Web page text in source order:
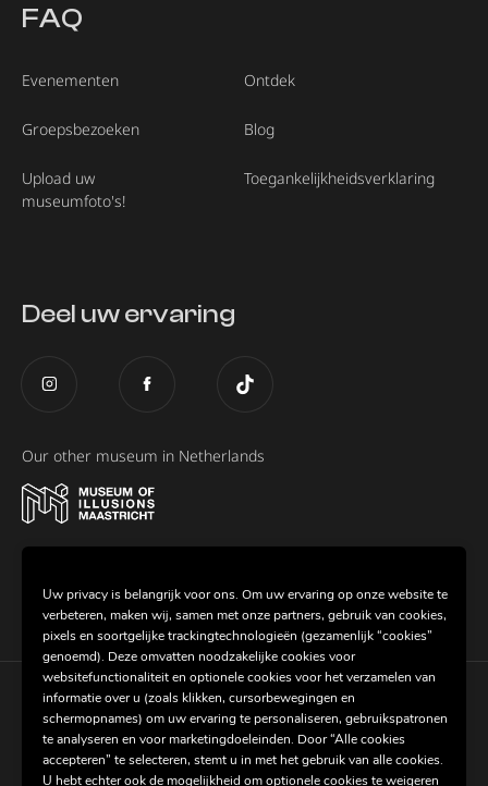
FAQ
Evenementen
Groepsbezoeken
Upload uw
museumfoto's!
Ontdek
Blog
Toegankelijkheidsverklaring
Deel uw ervaring
Our other museum in Netherlands
group.
Cookie-instellingen
Algemene voorwaarden
Uw privacy is belangrijk voor ons. Om uw ervaring op onze website te
verbeteren, maken wij, samen met onze partners, gebruik van cookies,
pixels en soortgelijke trackingtechnologieën (gezamenlijk “cookies”
genoemd). Deze omvatten noodzakelijke cookies voor
websitefunctionaliteit en optionele cookies voor het verzamelen van
informatie over u (zoals klikken, cursorbewegingen en
schermopnames) om uw ervaring te personaliseren, gebruikspatronen
te analyseren en voor marketingdoeleinden. Door “Alle cookies
accepteren” te selecteren, stemt u in met het gebruik van alle cookies.
U hebt echter ook de mogelijkheid om optionele cookies te weigeren